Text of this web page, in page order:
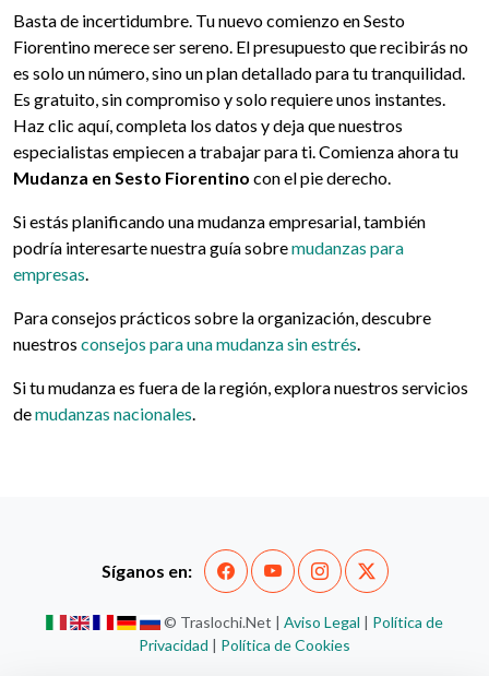
Basta de incertidumbre. Tu nuevo comienzo en Sesto
Fiorentino merece ser sereno. El presupuesto que recibirás no
es solo un número, sino un plan detallado para tu tranquilidad.
Es gratuito, sin compromiso y solo requiere unos instantes.
Haz clic aquí, completa los datos y deja que nuestros
especialistas empiecen a trabajar para ti. Comienza ahora tu
Mudanza en Sesto Fiorentino con el pie derecho.
Si estás planificando una mudanza empresarial, también
podría interesarte nuestra guía sobremudanzas para
empresas.
Para consejos prácticos sobre la organización, descubre
nuestros consejos para una mudanza sin estrés.
Si tu mudanza es fuera de la región, explora nuestros servicios
demudanzas nacionales.
Síganos en:
© Traslochi.Net |Aviso Legal | Política de
Privacidad | Política de Cookies